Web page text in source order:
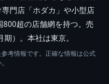
門店「ホダカ」や小型店
800超の店舗網を持つ。売
）。本社は東京。
考情報です。正確な情報は公式